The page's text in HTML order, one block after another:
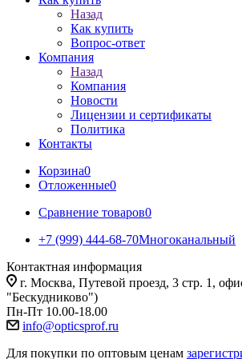
Назад
Как купить
Вопрос-ответ
Компания
Назад
Компания
Новости
Лицензии и сертификаты
Политика
Контакты
Корзина0
Отложенные0
Сравнение товаров0
+7 (999) 444-68-70Многоканальный
Контактная информация
г. Москва, Путевой проезд, 3 стр. 1,
"Бескудниково")
Пн-Пт 10.00-18.00
info@opticsprof.ru
Для покупки по оптовым ценам